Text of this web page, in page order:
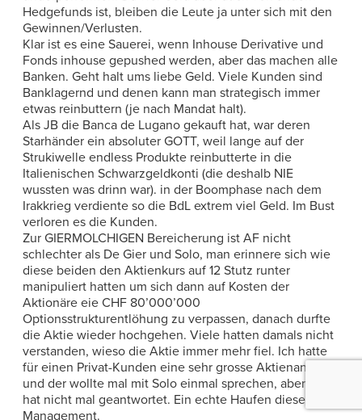
Hedgefunds ist, bleiben die Leute ja unter sich mit den
Gewinnen/Verlusten.
Klar ist es eine Sauerei, wenn Inhouse Derivative und
Fonds inhouse gepushed werden, aber das machen alle
Banken. Geht halt ums liebe Geld. Viele Kunden sind
Banklagernd und denen kann man strategisch immer
etwas reinbuttern (je nach Mandat halt).
Als JB die Banca de Lugano gekauft hat, war deren
Starhänder ein absoluter GOTT, weil lange auf der
Strukiwelle endless Produkte reinbutterte in die
Italienischen Schwarzgeldkonti (die deshalb NIE
wussten was drinn war). in der Boomphase nach dem
Irakkrieg verdiente so die BdL extrem viel Geld. Im Bust
verloren es die Kunden.
Zur GIERMOLCHIGEN Bereicherung ist AF nicht
schlechter als De Gier und Solo, man erinnere sich wie
diese beiden den Aktienkurs auf 12 Stutz runter
manipuliert hatten um sich dann auf Kosten der
Aktionäre eie CHF 80’000’000
Optionsstrukturentlöhung zu verpassen, danach durfte
die Aktie wieder hochgehen. Viele hatten damals nicht
verstanden, wieso die Aktie immer mehr fiel. Ich hatte
für einen Privat-Kunden eine sehr grosse Aktienanzahl
und der wollte mal mit Solo einmal sprechen, aber der
hat nicht mal geantwortet. Ein echte Haufen dieses
Management.